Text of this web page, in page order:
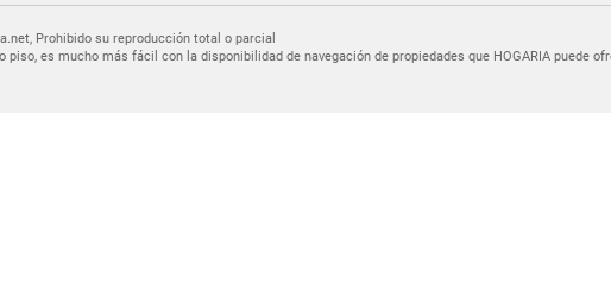
Prohibido su reproducción total o parcial
es mucho más fácil con la disponibilidad de navegación de propiedades que HOGARIA puede